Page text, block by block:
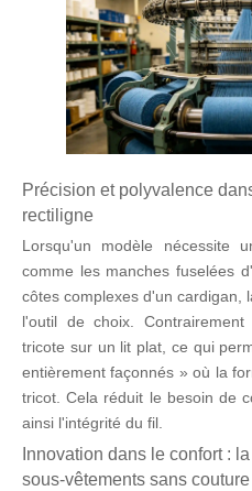
Précision et polyvalence
rectiligne
Lorsqu'un modèle nécessite
comme les manches fuselées
côtes complexes d'un cardigan,
l'outil de choix.
tricote sur un lit plat, ce qui
entièrement façonnés » où la
tricot. Cela réduit le besoin de
ainsi l'intégrité du fil.
Innovation dans le confort :
sous-vêtements sans couture